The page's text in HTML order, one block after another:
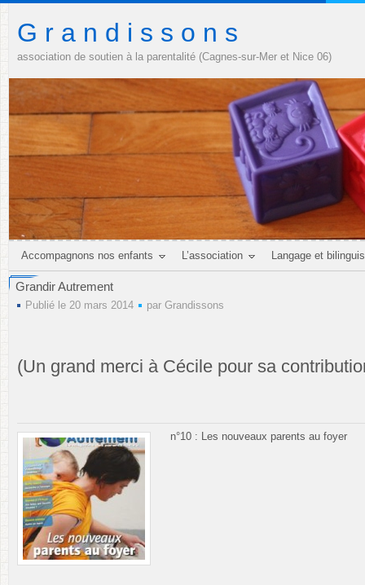
G r a n d i s s o n s
association de soutien à la parentalité (Cagnes-sur-Mer et Nice 06)
Accompagnons nos enfants L’association Langage et
Grandir Autrement
Publié le 20 mars 2014 par Grandissons
(Un grand merci à Cécile pour sa
n°10 : Les nouveaux parents au foyer